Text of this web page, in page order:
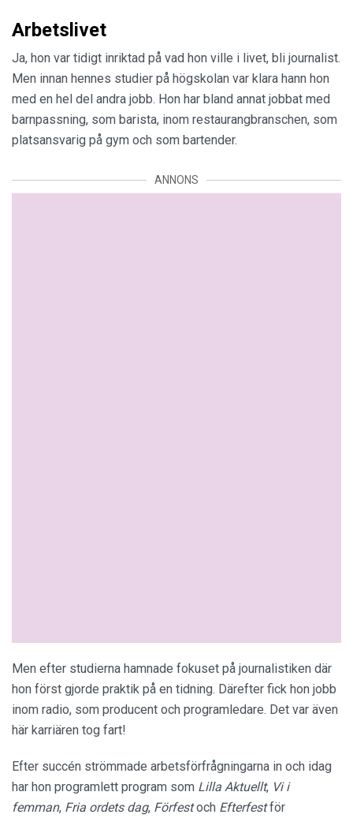
Arbetslivet
Ja, hon var tidigt inriktad på vad hon ville i livet, bli journalist.
Men innan hennes studier på högskolan var klara hann hon
med en hel del andra jobb. Hon har bland annat jobbat med
barnpassning, som barista, inom restaurangbranschen, som
platsansvarig på gym och som bartender.
ANNONS
Men efter studierna hamnade fokuset på journalistiken där
hon först gjorde praktik på en tidning. Därefter fick hon jobb
inom radio, som producent och programledare. Det var även
här karriären tog fart!
Efter succén strömmade arbetsförfrågningarna in och idag
har hon programlett program som Lilla Aktuellt, Vi i
femman, Fria ordets dag, Förfestoch Efterfestför